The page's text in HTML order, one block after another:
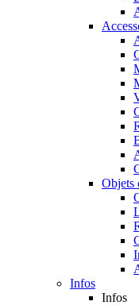
Objets
Infos
Infos